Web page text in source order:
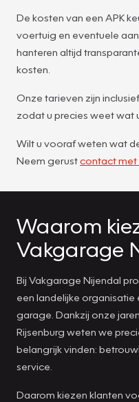
De kosten van een APK
voertuig en eventuele
hanteren altijd
kosten.
Onze tarieven zijn
zodat u precies weet wat
Wilt u vooraf weten wat
Neem gerustcontact met
Waarom
Vakgarage
Bij Vakgarage Nijendal
een landelijke organisatie
garage. Dankzij onze
Rijsenburg weten we
belangrijk vinden:
service.
Daarom kiezen klanten